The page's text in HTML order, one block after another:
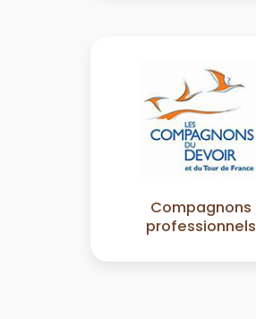
Compagnons
professionnels